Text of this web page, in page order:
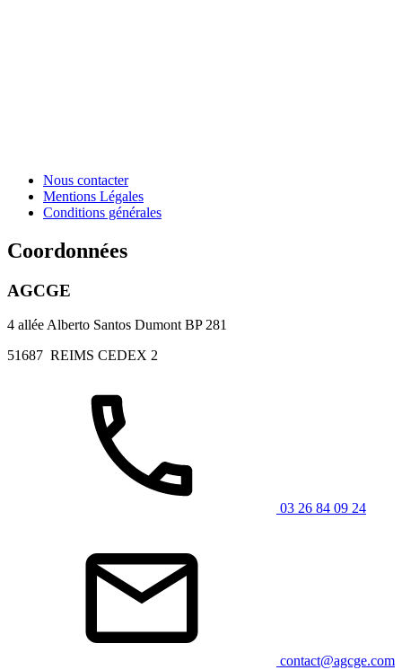
Nous contacter
Mentions Légales
Conditions générales
Coordonnées
AGCGE
4 allée Alberto Santos Dumont BP 281
51687 REIMS CEDEX 2
03 26 84 09 24
contact@agcge.com